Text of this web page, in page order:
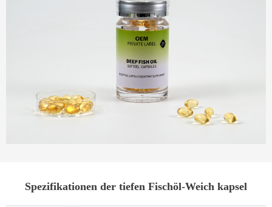
Spezifikationen der tiefen Fischöl-Weich kapsel